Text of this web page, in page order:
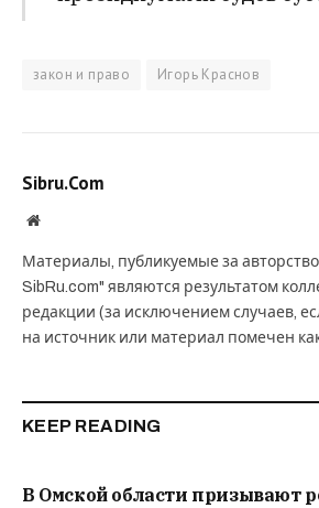
закон и право Игорь Краснов
Sibru.Com
Website
Материалы, публикуемые за
SibRu.com" являются результатом
редакции (за исключением случаев,
на источник или материал помечен
KEEP READING
В Омской области призывают